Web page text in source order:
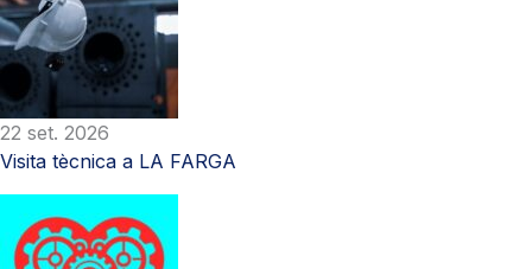
22 set. 2026
Visita tècnica a LA FARGA